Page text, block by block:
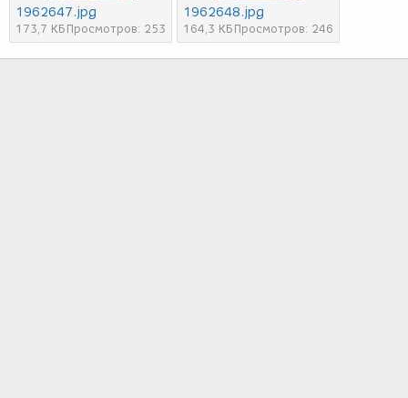
1962647.jpg
173,7 КБ Просмотров: 253
1962648.jpg
164,3 КБ Просмотров: 246